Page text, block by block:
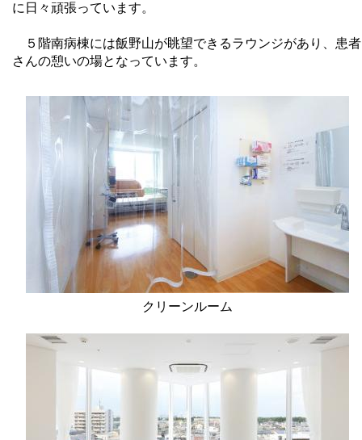
に日々頑張っています。
５階南病棟には飯野山が眺望できるラウンジがあり、患者
さんの憩いの場となっています。
クリーンルーム